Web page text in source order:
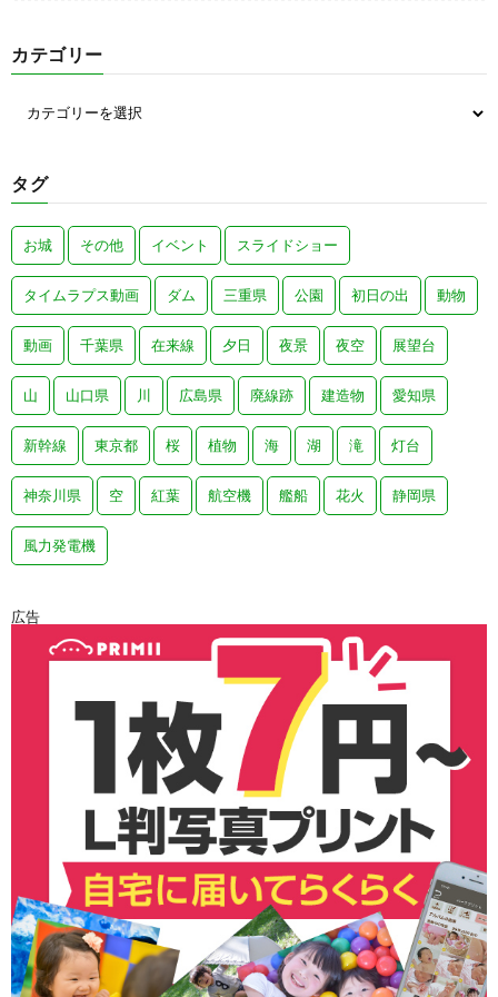
カテゴリー
タグ
お城 その他 イベント スライドショー
タイムラプス動画 ダム 三重県 公園 初日の出 動物
動画 千葉県 在来線 夕日 夜景 夜空 展望台
山 山口県 川 広島県 廃線跡 建造物 愛知県
新幹線 東京都 桜 植物 海 湖 滝 灯台
神奈川県 空 紅葉 航空機 艦船 花火 静岡県
風力発電機
広告